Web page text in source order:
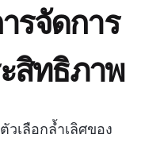
รจัดการ
สิทธิภาพ
วเลือกล้ำเลิศของ